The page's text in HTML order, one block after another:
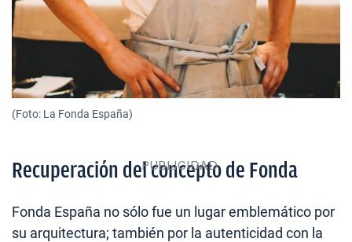
(Foto: La Fonda España)
Recuperación del concepto de Fonda
Fonda España no sólo fue un lugar emblemático por
su arquitectura; también por la autenticidad con la